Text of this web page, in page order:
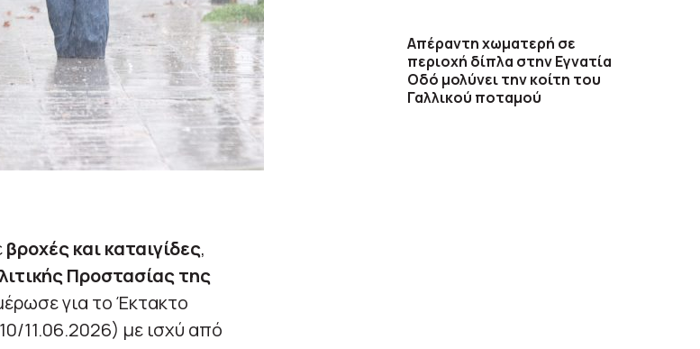
βροχές και καταιγίδες,
Προστασίας της
για το Έκτακτο
11.06.2026) με ισχύ από
Απέραντη χωματερή σε
περιοχή δίπλα στην Εγνατία
Οδό μολύνει την κοίτη του
Γαλλικού ποταμού